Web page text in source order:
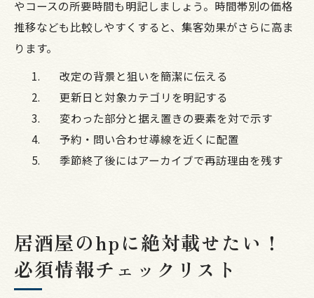
やコースの所要時間も明記しましょう。時間帯別の価格
推移なども比較しやすくすると、集客効果がさらに高ま
ります。
改定の背景と狙いを簡潔に伝える
更新日と対象カテゴリを明記する
変わった部分と据え置きの要素を対で示す
予約・問い合わせ導線を近くに配置
季節終了後にはアーカイブで再訪理由を残す
居酒屋のhpに絶対載せたい！
必須情報チェックリスト